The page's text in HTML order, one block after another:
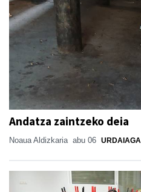
Andatza zaintzeko deia
Noaua Aldizkaria abu 06 URDAIAGA